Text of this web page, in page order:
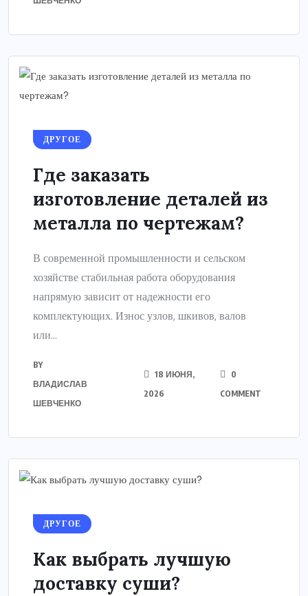
ДРУГОЕ
Где заказать
изготовление деталей из
металла по чертежам?
В современной промышленности и сельском
хозяйстве стабильная работа оборудования
напрямую зависит от надежности его
комплектующих. Износ узлов, шкивов, валов
или...
BY
ВЛАДИСЛАВ
ШЕВЧЕНКО
18 ИЮНЯ,
2026
0
COMMENT
ДРУГОЕ
Как выбрать лучшую
доставку суши?